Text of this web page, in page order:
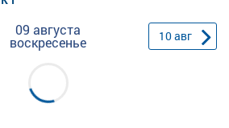
09 августа
воскресенье 10авг